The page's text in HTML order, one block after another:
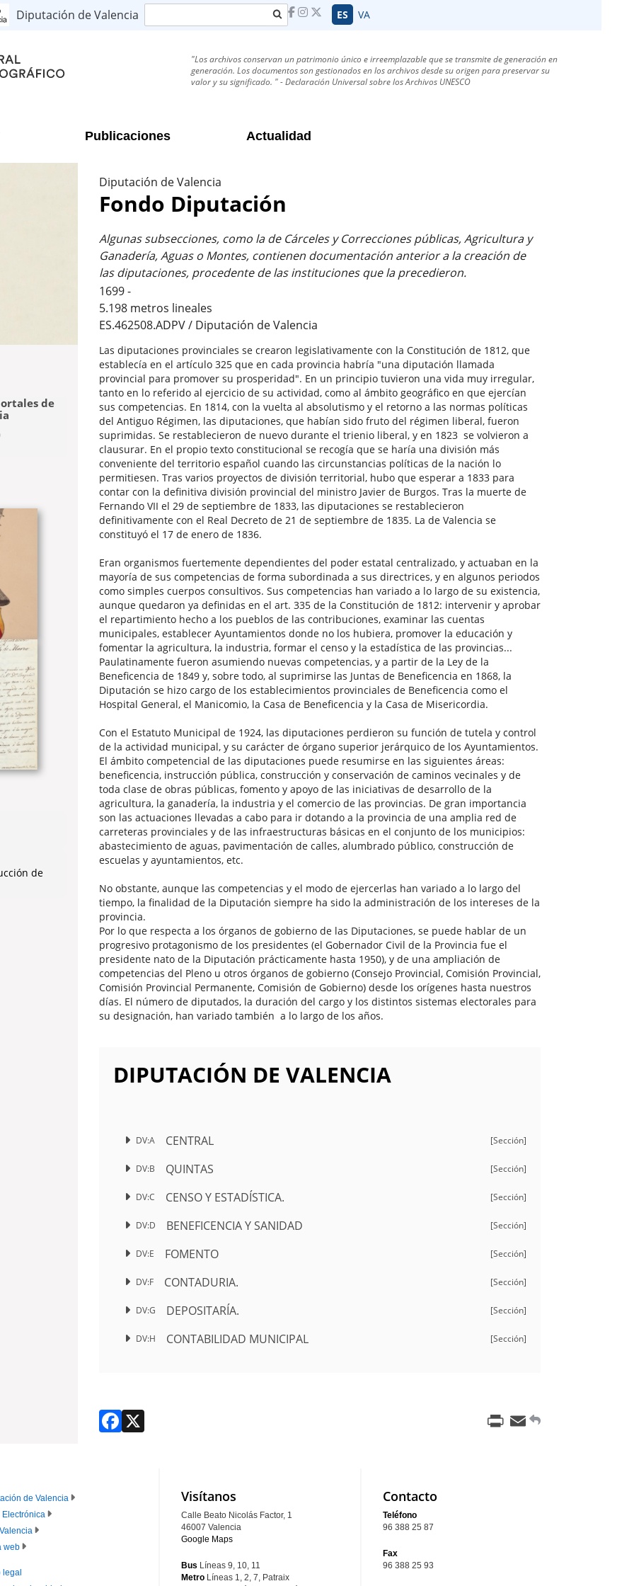
Diputación de Valencia ES VA
"Los archivos conservan un patrimonio único e irreemplazable que se transmite de generación en
generación. Los documentos son gestionados en los archivos desde su origen para preservar su
valor y su significado. " - Declaración Universal sobre los Archivos UNESCO
Publicaciones Actualidad
de
de
Diputación de Valencia
Fondo Diputación
Algunas subsecciones, como la de Cárceles y Correcciones públicas, Agricultura y
Ganadería, Aguas o Montes, contienen documentación anterior a la creación de
las diputaciones, procedente de las instituciones que la precedieron.
1699 -
5.198 metros lineales
ES.462508.ADPV / Diputación de Valencia
Las diputaciones provinciales se crearon legislativamente con la Constitución de 1812, que
establecía en el artículo 325 que en cada provincia habría "una diputación llamada
provincial para promover su prosperidad". En un principio tuvieron una vida muy irregular,
tanto en lo referido al ejercicio de su actividad, como al ámbito geográfico en que ejercían
sus competencias. En 1814, con la vuelta al absolutismo y el retorno a las normas políticas
del Antiguo Régimen, las diputaciones, que habían sido fruto del régimen liberal, fueron
suprimidas. Se restablecieron de nuevo durante el trienio liberal, y en 1823 se volvieron a
clausurar. En el propio texto constitucional se recogía que se haría una división más
conveniente del territorio español cuando las circunstancias políticas de la nación lo
permitiesen. Tras varios proyectos de división territorial, hubo que esperar a 1833 para
contar con la definitiva división provincial del ministro Javier de Burgos. Tras la muerte de
Fernando VII el 29 de septiembre de 1833, las diputaciones se restablecieron
definitivamente con el Real Decreto de 21 de septiembre de 1835. La de Valencia se
constituyó el 17 de enero de 1836.
Eran organismos fuertemente dependientes del poder estatal centralizado, y actuaban en la
mayoría de sus competencias de forma subordinada a sus directrices, y en algunos periodos
como simples cuerpos consultivos. Sus competencias han variado a lo largo de su existencia,
aunque quedaron ya definidas en el art. 335 de la Constitución de 1812: intervenir y aprobar
el repartimiento hecho a los pueblos de las contribuciones, examinar las cuentas
municipales, establecer Ayuntamientos donde no los hubiera, promover la educación y
fomentar la agricultura, la industria, formar el censo y la estadística de las provincias...
Paulatinamente fueron asumiendo nuevas competencias, y a partir de la Ley de la
Beneficencia de 1849 y, sobre todo, al suprimirse las Juntas de Beneficencia en 1868, la
Diputación se hizo cargo de los establecimientos provinciales de Beneficencia como el
Hospital General, el Manicomio, la Casa de Beneficencia y la Casa de Misericordia.
Con el Estatuto Municipal de 1924, las diputaciones perdieron su función de tutela y control
de la actividad municipal, y su carácter de órgano superior jerárquico de los Ayuntamientos.
El ámbito competencial de las diputaciones puede resumirse en las siguientes áreas:
beneficencia, instrucción pública, construcción y conservación de caminos vecinales y de
toda clase de obras públicas, fomento y apoyo de las iniciativas de desarrollo de la
agricultura, la ganadería, la industria y el comercio de las provincias. De gran importancia
son las actuaciones llevadas a cabo para ir dotando a la provincia de una amplia red de
carreteras provinciales y de las infraestructuras básicas en el conjunto de los municipios:
abastecimiento de aguas, pavimentación de calles, alumbrado público, construcción de
escuelas y ayuntamientos, etc.
No obstante, aunque las competencias y el modo de ejercerlas han variado a lo largo del
tiempo, la finalidad de la Diputación siempre ha sido la administración de los intereses de la
provincia.
Por lo que respecta a los órganos de gobierno de las Diputaciones, se puede hablar de un
progresivo protagonismo de los presidentes (el Gobernador Civil de la Provincia fue el
presidente nato de la Diputación prácticamente hasta 1950), y de una ampliación de
competencias del Pleno u otros órganos de gobierno (Consejo Provincial, Comisión Provincial,
Comisión Provincial Permanente, Comisión de Gobierno) desde los orígenes hasta nuestros
días. El número de diputados, la duración del cargo y los distintos sistemas electorales para
su designación, han variado también a lo largo de los años.
DIPUTACIÓN DE VALENCIA
DV:A CENTRAL [Sección]
DV:B QUINTAS [Sección]
DV:C CENSO Y ESTADÍSTICA. [Sección]
DV:D BENEFICENCIA Y SANIDAD [Sección]
DV:E FOMENTO [Sección]
DV:F CONTADURIA. [Sección]
DV:G DEPOSITARÍA. [Sección]
DV:H CONTABILIDAD MUNICIPAL [Sección]
Facebook PrintEmail
de Valencia
Electrónica
web
legal
Visítanos
Calle Beato Nicolás Factor, 1
46007 Valencia
Google Maps
Bus Líneas 9, 10, 11
Metro Líneas 1, 2, 7, Patraix
Contacto
Teléfono
96 388 25 87
Fax
96 388 25 93